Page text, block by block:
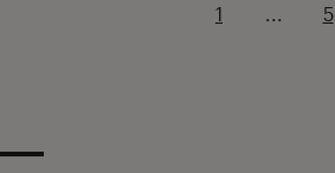
1 ... 5